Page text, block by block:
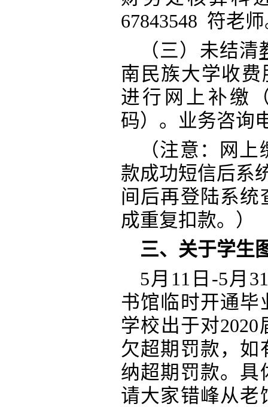
67843548 符老
（三）未结清
南民族大学收费
进行网上补缴
码）。业务咨询
（注意：网
款成功短信后系
间后再登陆系统
成重复扣款。）
三、关于学生
5月11日-5月
书馆临时开通毕
学校出于对
欠超期罚款，如
纳超期罚款。具
请大家错峰从老